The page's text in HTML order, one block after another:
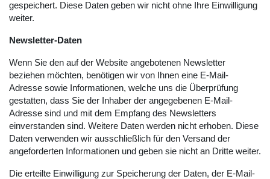
gespeichert. Diese Daten geben wir nicht ohne Ihre Einwilligung
weiter.
Newsletter-Daten
Wenn Sie den auf der Website angebotenen Newsletter
beziehen möchten, benötigen wir von Ihnen eine E-Mail-
Adresse sowie Informationen, welche uns die Überprüfung
gestatten, dass Sie der Inhaber der angegebenen E-Mail-
Adresse sind und mit dem Empfang des Newsletters
einverstanden sind. Weitere Daten werden nicht erhoben. Diese
Daten verwenden wir ausschließlich für den Versand der
angeforderten Informationen und geben sie nicht an Dritte weiter.
Die erteilte Einwilligung zur Speicherung der Daten, der E-Mail-